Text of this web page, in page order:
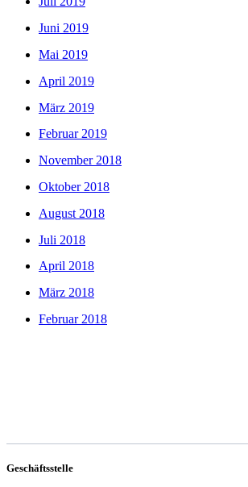
Juni 2019
Mai 2019
April 2019
März 2019
Februar 2019
November 2018
Oktober 2018
August 2018
Juli 2018
April 2018
März 2018
Februar 2018
Geschäftsstelle